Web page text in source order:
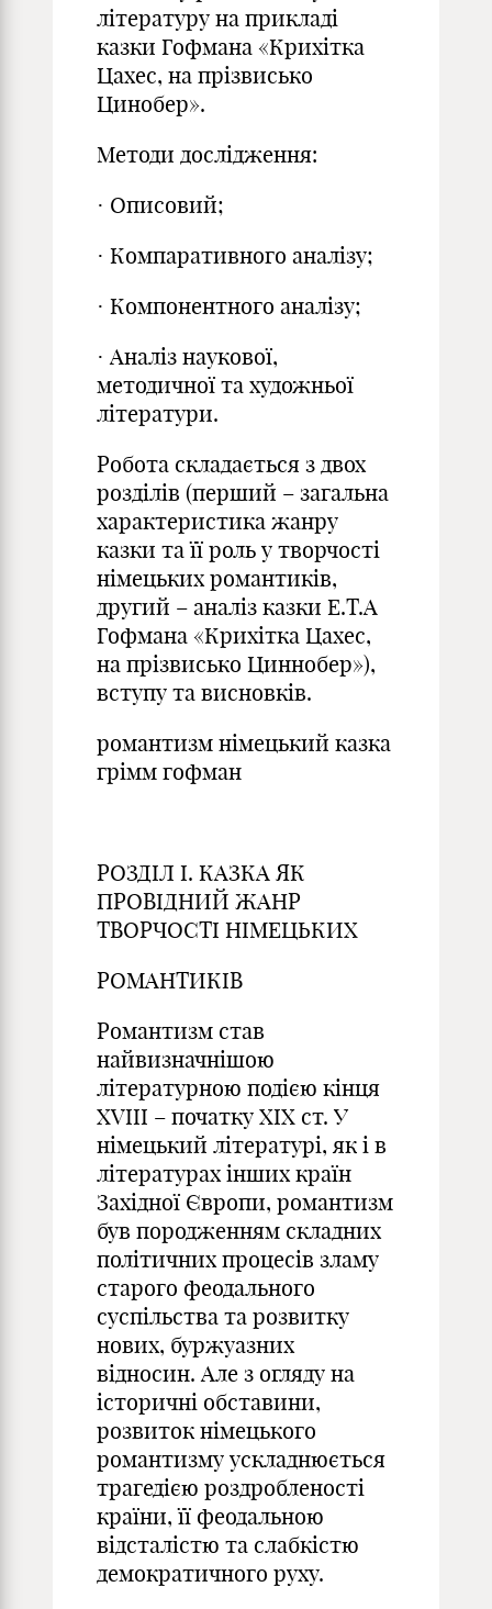
літературу на прикладі
казки Гофмана «Крихітка
Цахес, на прізвисько
Цинобер».
Методи дослідження:
· Описовий;
· Компаративного аналізу;
· Компонентного аналізу;
· Аналіз наукової,
методичної та художньої
літератури.
Робота складається з двох
розділів (перший – загальна
характеристика жанру
казки та її роль у творчості
німецьких романтиків,
другий – аналіз казки Е.Т.А
Гофмана «Крихітка Цахес,
на прізвисько Циннобер»),
вступу та висновків.
романтизм німецький казка
грімм гофман
РОЗДІЛ І. КАЗКА ЯК
ПРОВІДНИЙ ЖАНР
ТВОРЧОСТІ НІМЕЦЬКИХ
РОМАНТИКІВ
Романтизм став
найвизначнішою
літературною подією кінця
XVIII – початку XIX ст. У
німецький літературі, як і в
літературах інших країн
Західної Європи, романтизм
був породженням складних
політичних процесів зламу
старого феодального
суспільства та розвитку
нових, буржуазних
відносин. Але з огляду на
історичні обставини,
розвиток німецького
романтизму ускладнюється
трагедією роздробленості
країни, її феодальною
відсталістю та слабкістю
демократичного руху.